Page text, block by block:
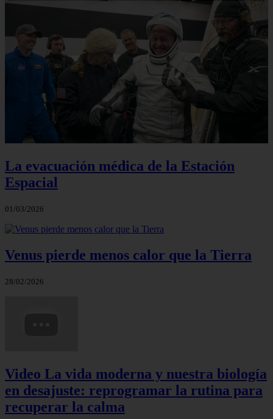
La evacuación médica de la Estación
Espacial
01/03/2026
Venus pierde menos calor que la Tierra
28/02/2026
Video La vida moderna y nuestra biología
en desajuste: reprogramar la rutina para
recuperar la calma